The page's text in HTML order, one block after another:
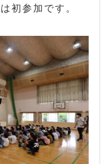
初参加です。